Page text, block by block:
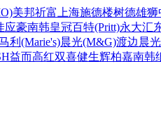
美邦祈富 上海施德楼树德雄狮
应豪南韩皇冠百特(Pritt)永大汇
利(Marie's)晨光(M&G)渡边 晨光
益而高红双喜健生辉柏嘉南韩